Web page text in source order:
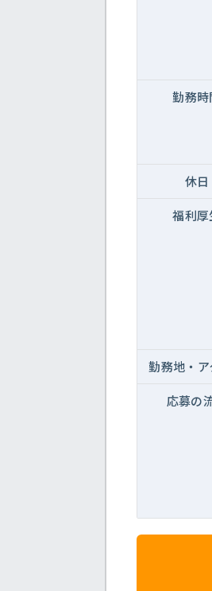
勤務時
休日
福利厚
勤務地・
応募の